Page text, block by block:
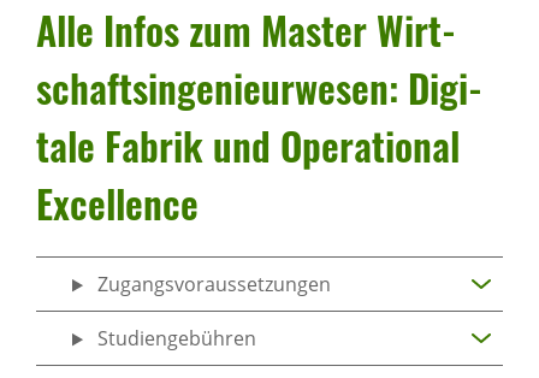
Alle Infos zum Master Wirt­
schafts­in­ge­nieur­wesen: Digi­
tale Fabrik und Opera­ti­onal
Excel­lence
Zugangsvoraussetzungen
Studiengebühren